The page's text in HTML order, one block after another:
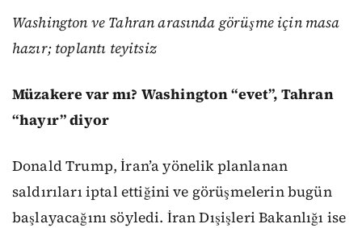
Washington ve Tahran arasında görüşme için masa
hazır; toplantı teyitsiz
Müzakere var mı? Washington “evet”, Tahran
“hayır” diyor
Donald Trump, İran’a yönelik planlanan
saldırıları iptal ettiğini ve görüşmelerin bugün
başlayacağını söyledi. İran Dışişleri Bakanlığı ise